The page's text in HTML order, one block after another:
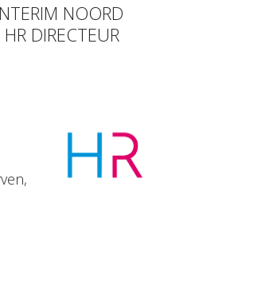
NOORD
DIRECTEUR